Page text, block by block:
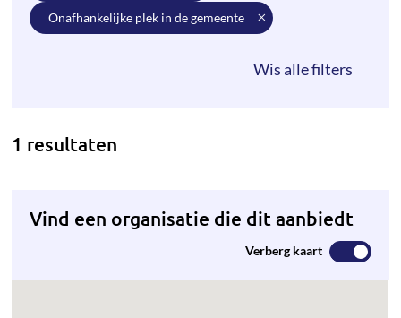
onafhankelijke plek in de gemeente
1 resultaten
Vind een organisatie die dit aanbiedt
Verberg kaart